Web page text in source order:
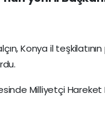
Konya il
Milliyetçi Hareket